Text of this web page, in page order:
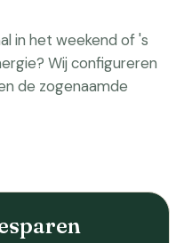
in het weekend of 's
Wij configureren
de zogenaamde